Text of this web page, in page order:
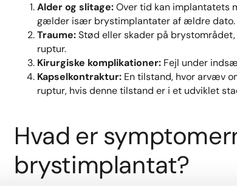
Alder og slitage:Over tid kan implantatets
gælder især brystimplantater af ældre dato.​
Traume:Stød eller skader på
ruptur.​
Kirurgiske komplikationer: Fejl under
Kapselkontraktur: En tilstand, hvor arvæv
ruptur, hvis denne tilstand er i et udviklet
Hvad er
brystimplantat?